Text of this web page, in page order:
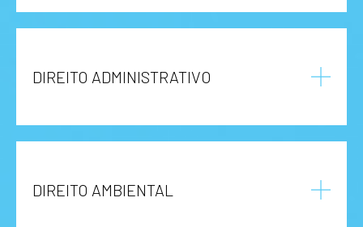
DIREITO ADMINISTRATIVO
DIREITO AMBIENTAL